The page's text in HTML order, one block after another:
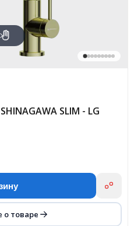
SLIM - LG
о товаре